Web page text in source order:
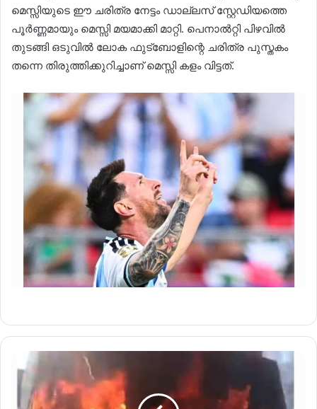
മെസ്സിയുടെ ഈ ചരിത്ര നേട്ടം ഡാല്ലസ് സ്റ്റേഡിയത്തെ
പൂർണ്ണമായും മെസ്സി മയമാക്കി മാറ്റി. പെനാൽറ്റി പിഴവിൽ
തുടങ്ങി ഒടുവിൽ ലോക ഫുട്ബോളിന്റെ ചരിത്ര പുസ്തകം
തന്നെ തിരുത്തിക്കുറിച്ചാണ് മെസ്സി കളം വിട്ടത്.